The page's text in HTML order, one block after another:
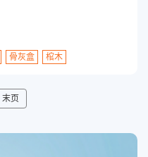
骨灰盒 棺木
末页